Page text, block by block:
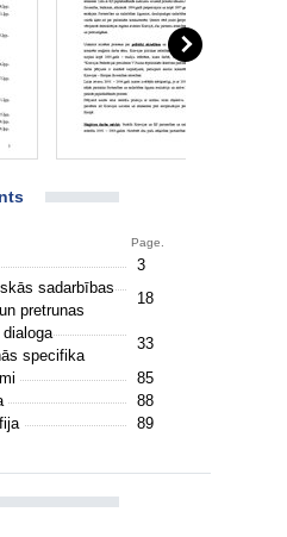
Page.
3
sadarbības
pretrunas
18
specifika
33
85
88
89